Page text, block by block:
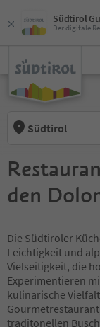
Südtirol
Der digitale
Südtirol
den
Die Südtiroler
Leichtigkeit und
Vielseitigkeit, die
Experimentieren
kulinarische
traditonellen